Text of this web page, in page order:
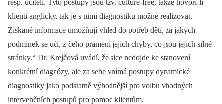
resp. učiteli. Tyto postupy jsou tzv. culture-free, takže hovoří-li
klienti anglicky, tak je s nimi diagnostiku možné realizovat.
Získané informace umožňují vhled do potřeb dětí, za jakých
podmínek se učí, z čeho pramení jejich chyby, co jsou jejich silné
stránky.“ Dr. Krejčová uvádí, že sice nedojde ke stanovení
konkrétní diagnózy, ale za sebe vnímá postupy dynamické
diagnostiky jako podstatně výhodnější pro volbu vhodných
intervenčních postupů pro pomoc klientům.